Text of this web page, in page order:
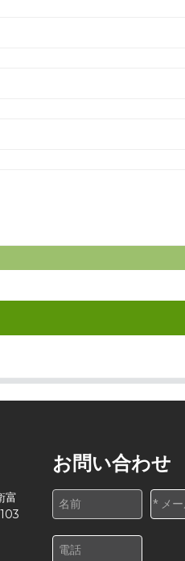
富
お問い合わせ